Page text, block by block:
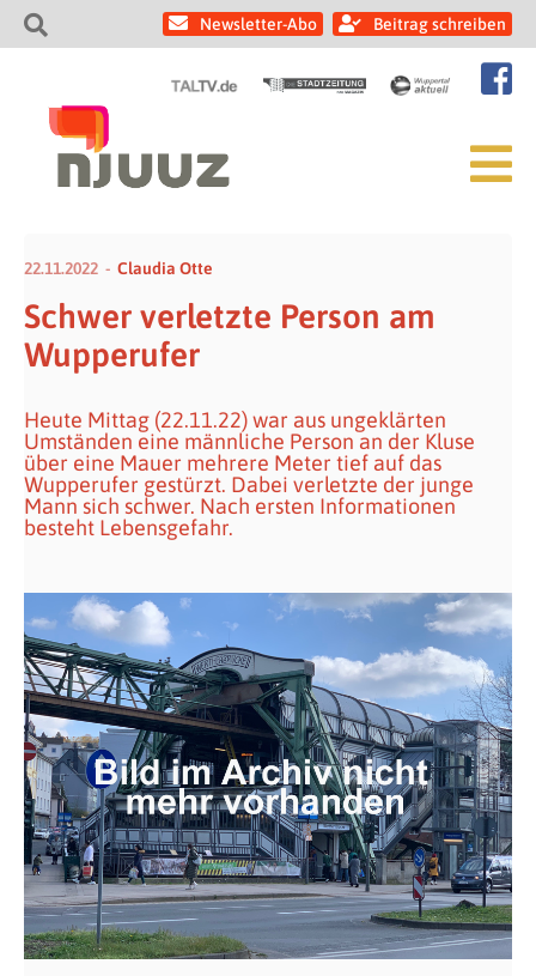
Newsletter-Abo Beitrag schreiben
22.11.2022 Claudia Otte
Schwer verletzte Person am
Wupperufer
Heute Mittag (22.11.22) war aus ungeklärten
Umständen eine männliche Person an der Kluse
über eine Mauer mehrere Meter tief auf das
Wupperufer gestürzt. Dabei verletzte der junge
Mann sich schwer. Nach ersten Informationen
besteht Lebensgefahr.